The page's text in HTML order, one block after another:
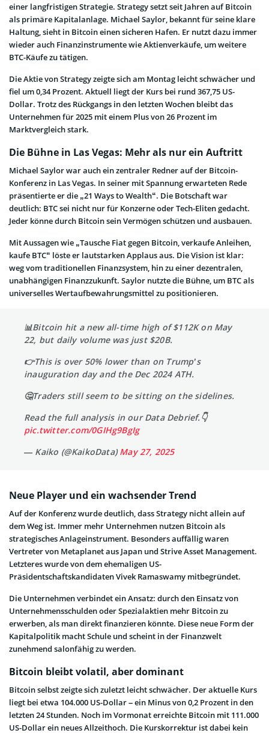
einer langfristigen Strategie. Strategy setzt seit Jahren auf Bitcoin
als primäre Kapitalanlage. Michael Saylor, bekannt für seine klare
Haltung, sieht in Bitcoin einen sicheren Hafen. Er nutzt dazu immer
wieder auch Finanzinstrumente wie Aktienverkäufe, um weitere
BTC-Käufe zu tätigen.
Die Aktie von Strategy zeigte sich am Montag leicht schwächer und
fiel um 0,34 Prozent. Aktuell liegt der Kurs bei rund 367,75 US-
Dollar. Trotz des Rückgangs in den letzten Wochen bleibt das
Unternehmen für 2025 mit einem Plus von 26 Prozent im
Marktvergleich stark.
Die Bühne in Las Vegas: Mehr als nur ein Auftritt
Michael Saylor war auch ein zentraler Redner auf der Bitcoin-
Konferenz in Las Vegas. In seiner mit Spannung erwarteten Rede
präsentierte er die „21 Ways to Wealth“. Die Botschaft war
deutlich: BTC sei nicht nur für Konzerne oder Tech-Eliten gedacht.
Jeder könne durch Bitcoin sein Vermögen schützen und ausbauen.
Mit Aussagen wie „Tausche Fiat gegen Bitcoin, verkaufe Anleihen,
kaufe BTC“ löste er lautstarken Applaus aus. Die Vision ist klar:
weg vom traditionellen Finanzsystem, hin zu einer dezentralen,
unabhängigen Finanzzukunft. Saylor nutzte die Bühne, um BTC als
universelles Wertaufbewahrungsmittel zu positionieren.
📊Bitcoin hit a new all-time high of $112K on May
22, but daily volume was just $20B.
👉This is over 50% lower than on Trump’s
inauguration day and the Dec 2024 ATH.
🤔Traders still seem to be sitting on the sidelines.
Read the full analysis in our Data Debrief.👇
pic.twitter.com/0GIHg9BgIg
— Kaiko (@KaikoData)May 27, 2025
Neue Player und ein wachsender Trend
Auf der Konferenz wurde deutlich, dass Strategy nicht allein auf
dem Weg ist. Immer mehr Unternehmen nutzen Bitcoin als
strategisches Anlageinstrument. Besonders auffällig waren
Vertreter von Metaplanet aus Japan und Strive Asset Management.
Letzteres wurde von dem ehemaligen US-
Präsidentschaftskandidaten Vivek Ramaswamy mitbegründet.
Die Unternehmen verbindet ein Ansatz: durch den Einsatz von
Unternehmensschulden oder Spezialaktien mehr Bitcoin zu
erwerben, als man direkt finanzieren könnte. Diese neue Form der
Kapitalpolitik macht Schule und scheint in der Finanzwelt
zunehmend salonfähig zu werden.
Bitcoin bleibt volatil, aber dominant
Bitcoin selbst zeigte sich zuletzt leicht schwächer. Der aktuelle Kurs
liegt bei etwa 104.000 US-Dollar – ein Minus von 0,2 Prozent in den
letzten 24 Stunden. Noch im Vormonat erreichte Bitcoin mit 111.000
US-Dollar ein neues Allzeithoch. Die Kurskorrektur ist dabei kein